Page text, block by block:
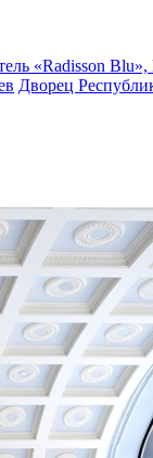
«Radisson Blu»,
Дворец